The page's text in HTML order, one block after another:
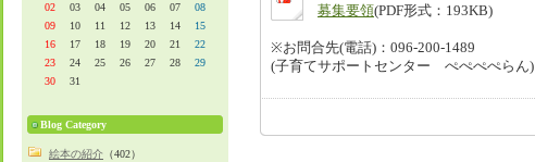
募集要領(PDF形式：193KB)
※お問合先(電話)：096-200-1489
(子育てサポートセンター ぺぺぺぺらん)
02
03 04 05 06 07
08
09
10 11 12 13 14
15
16
17 18 19 20 21
22
23
24 25 26 27 28
29
30
31
Blog Category
絵本の紹介 （402）